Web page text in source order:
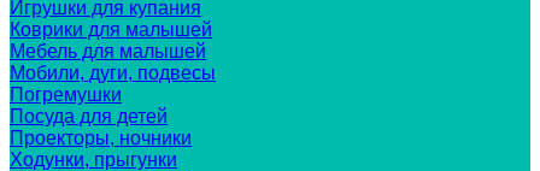
Игрушки для купания
Коврики для малышей
Мебель для малышей
Мобили, дуги, подвесы
Погремушки
Посуда для детей
Проекторы, ночники
Ходунки, прыгунки